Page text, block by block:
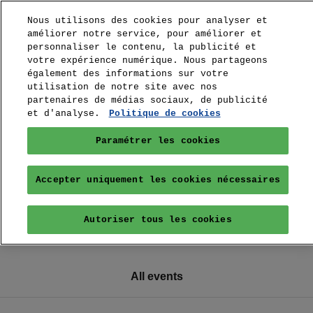
All events
Nous utilisons des cookies pour analyser et
améliorer notre service, pour améliorer et
personnaliser le contenu, la publicité et
votre expérience numérique. Nous partageons
également des informations sur votre
utilisation de notre site avec nos
partenaires de médias sociaux, de publicité
et d'analyse.
Politique de cookies
Paramétrer les cookies
Accepter uniquement les cookies nécessaires
Autoriser tous les cookies